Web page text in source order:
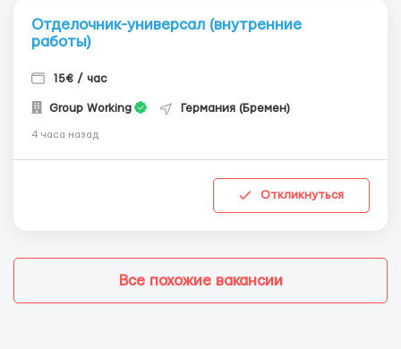
Отделочник-универсал (внутренние
работы)
15€ / час
Group Working Германия (Бремен)
4 часа назад
Откликнуться
Все похожие вакансии